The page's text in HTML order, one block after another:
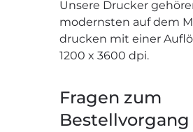
Unsere Drucker
modernsten auf dem
drucken mit einer
1200 x 3600 dpi.
Fragen zum
Bestellvorgang